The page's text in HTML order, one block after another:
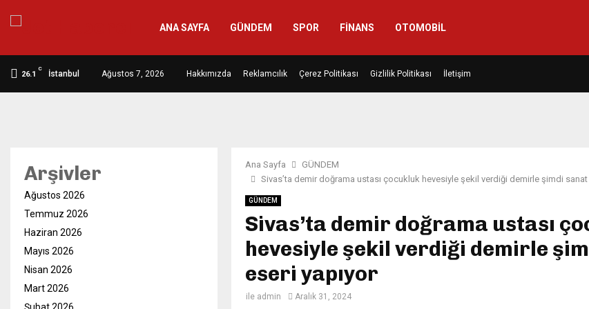
ANA SAYFA GÜNDEM SPOR FINANS OTOMOBIL
26.1
C
İstanbul Ağustos 7, 2026 Hakkımızda Reklamcılık Çerez Politikası Gizlilik Politikası İletişim
Ana Sayfa
GÜNDEM
Sivas’ta demir doğrama ustası çocukluk hevesiyle şekil verdiği demirle şimdi sanat
GÜNDEM
Sivas’ta demir doğrama ustası
hevesiyle şekil verdiği demirle
eseri yapıyor
ile admin Aralık 31, 2024
Arşivler
Ağustos 2026
Temmuz 2026
Haziran 2026
Mayıs 2026
Nisan 2026
Mart 2026